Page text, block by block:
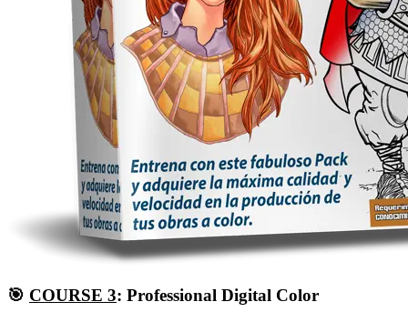
🎯 COURSE 3: Professional Digital Color